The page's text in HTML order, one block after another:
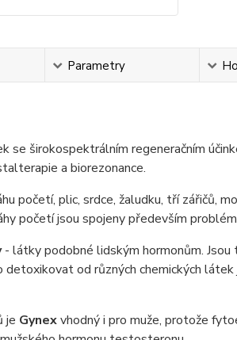
Parametry
se širokospektrálním regeneračním
a biorezonance.
početí, plic, srdce, žaludku, tří zářičů,
početí jsou spojeny především
- látky podobné lidským hormonům.
od různých chemických
je Gynexvhodný i pro muže, protože